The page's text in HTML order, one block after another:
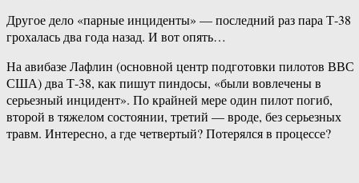
Другое дело «парные инциденты» — последний раз пара Т-38
грохалась два года назад. И вот опять…
На авибазе Лафлин (основной центр подготовки пилотов ВВС
США) два Т-38, как пишут пиндосы, «были вовлечены в
серьезный инцидент». По крайней мере один пилот погиб,
второй в тяжелом состоянии, третий — вроде, без серьезных
травм. Интересно, а где четвертый? Потерялся в процессе?